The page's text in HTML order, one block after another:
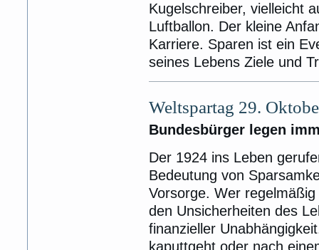
Kugelschreiber, vielleicht
Luftballon. Der kleine
Karriere. Sparen ist ein
seines Lebens Ziele und
Weltspartag 29.
Bundesbürger legen
Der 1924 ins Leben
Bedeutung von
Vorsorge. Wer
den Unsicherheiten des
finanzieller
kaputtgeht oder nach